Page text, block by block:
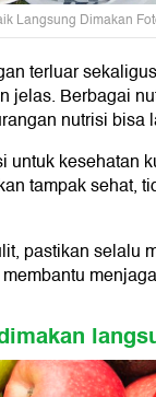
Langsung Dimakan
terluar
jelas. Berbagai
nutrisi bisa
kesehatan
tampak sehat,
pastikan selalu